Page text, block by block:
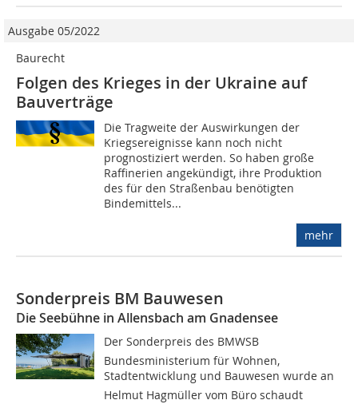
Ausgabe 05/2022
Baurecht
Folgen des Krieges in der Ukraine auf
Bauverträge
Die Tragweite der Auswirkungen der
Kriegsereignisse kann noch nicht
prognostiziert werden. So haben große
Raffinerien angekündigt, ihre Produktion
des für den Straßenbau benötigten
Bindemittels...
mehr
Sonderpreis BM Bauwesen
Die Seebühne in Allensbach am Gnadensee
Der Sonderpreis des BMWSB
Bundesministerium für Wohnen,
Stadtentwicklung und Bauwesen wurde an
Helmut Hagmüller vom Büro schaudt